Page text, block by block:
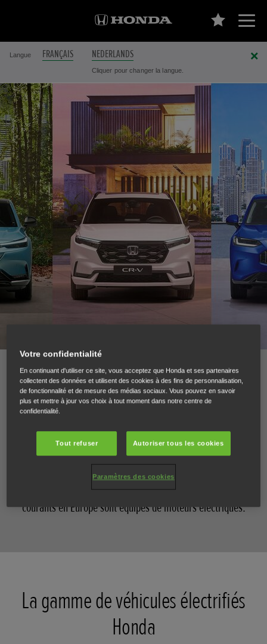
Langue FRANÇAIS NEDERLANDS
Cliquer pour changer la langue.
Nouvelles des derniers modèles Honda
Chez Honda, nous nous engageons à créer des voitures
dotées de motorisations électrifiées avancées, hybrides ou
électriques. Avec chaque nouveau modèle que nous
lançons, nous nous rapprochons un peu plus de notre
vision électrique, qui est de parvenir à une société à faible
émission de carbone.En attendant, tous les modèles
courants en Europe sont équipés de moteurs électriques.
La gamme de véhicules électrifiés
Honda
Votre confidentialité
En continuant d'utiliser ce site, vous acceptez que Honda et ses partenaires
collectent des données et utilisent des cookies à des fins de personnalisation,
de fonctionnalité et de mesure des médias sociaux. Vous pouvez en savoir
plus et mettre à jour vos choix à tout moment dans notre centre de
confidentialité.
Tout refuser Autoriser tous les cookies
Paramètres des cookies